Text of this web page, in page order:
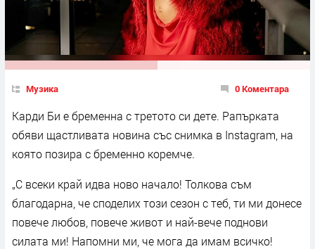
Музика 0 Коментара
Карди Би е бременна с третото си дете. Рапърката
обяви щастливата новина със снимка в Instagram, на
която позира с бременно коремче.
„С всеки край идва ново начало! Толкова съм
благодарна, че споделих този сезон с теб, ти ми донесе
повече любов, повече живот и най-вече поднови
силата ми! Напомни ми, че мога да имам всичко!